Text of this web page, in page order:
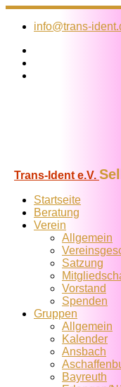
Zum
Inhalt
info@trans-
Trans-Ident e.V.
Startseite
Beratung
Verein
Allgemein
Satzung
Vorstand
Spenden
Gruppen
Allgemein
Kalender
Ansbach
Bayreuth